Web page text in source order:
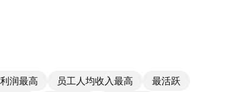
润最高 员工人均收入最高
最活跃